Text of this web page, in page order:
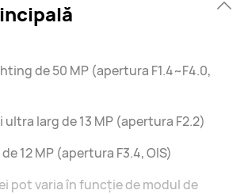
de 50 MP (apertura F1.4~F4.0,
larg de 13 MP (apertura F2.2)
12 MP (apertura F3.4, OIS)
pot varia în funcție de modul de